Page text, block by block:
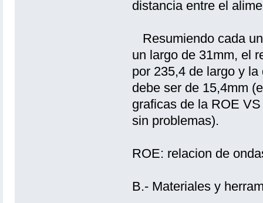
distancia entre el
Resumiendo cada
un largo de 31mm, el
por 235,4 de largo y
debe ser de 15,4mm
graficas de la ROE
sin problemas).
ROE: relacion de
B.- Materiales y